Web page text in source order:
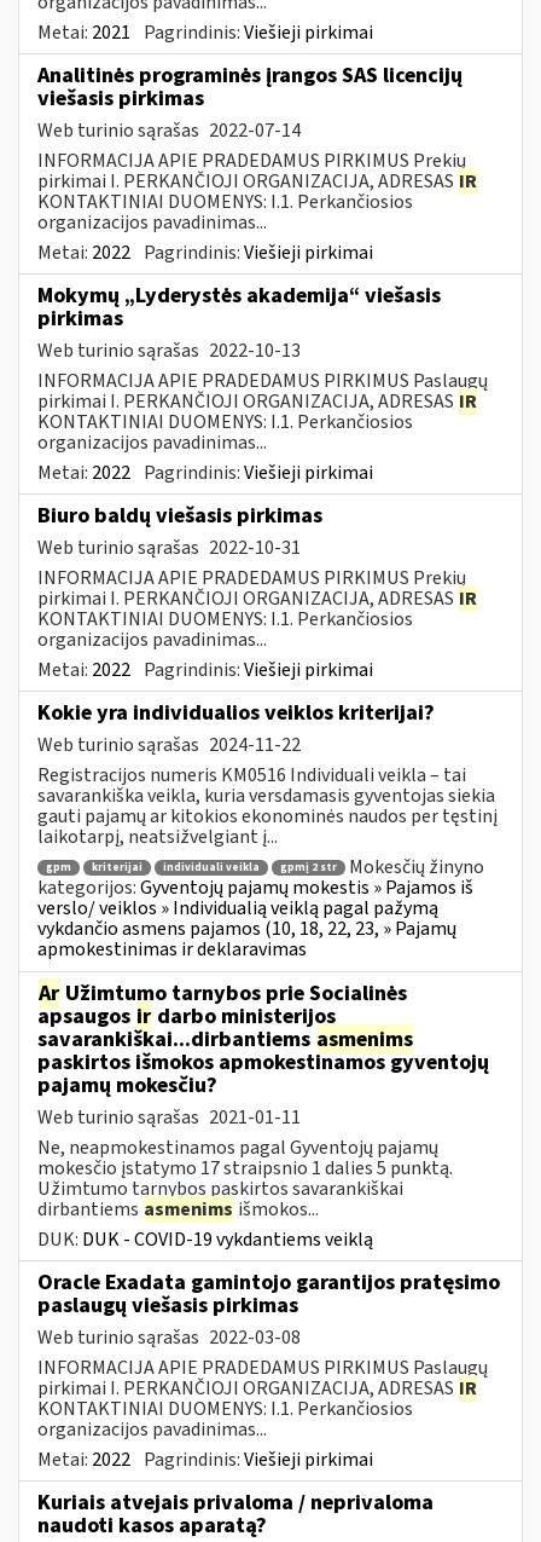
Metai: 2021 Pagrindinis:Viešieji pirkimai
Analitinės programinės įrangos SAS licencijų
viešasis pirkimas
Web turinio sąrašas 2022-07-14
INFORMACIJA APIE PRADEDAMUS PIRKIMUS Prekių
pirkimai I. PERKANČIOJI ORGANIZACIJA, ADRESAS IR
KONTAKTINIAI DUOMENYS: I.1. Perkančiosios
organizacijos pavadinimas...
Metai: 2022 Pagrindinis:Viešieji pirkimai
Mokymų „Lyderystės akademija“ viešasis
pirkimas
Web turinio sąrašas 2022-10-13
INFORMACIJA APIE PRADEDAMUS PIRKIMUS Paslaugų
pirkimai I. PERKANČIOJI ORGANIZACIJA, ADRESAS IR
KONTAKTINIAI DUOMENYS: I.1. Perkančiosios
organizacijos pavadinimas...
Metai: 2022 Pagrindinis:Viešieji pirkimai
Biuro baldų viešasis pirkimas
Web turinio sąrašas 2022-10-31
INFORMACIJA APIE PRADEDAMUS PIRKIMUS Prekių
pirkimai I. PERKANČIOJI ORGANIZACIJA, ADRESAS IR
KONTAKTINIAI DUOMENYS: I.1. Perkančiosios
organizacijos pavadinimas...
Metai: 2022 Pagrindinis:Viešieji pirkimai
Kokie yra individualios veiklos kriterijai?
Web turinio sąrašas 2024-11-22
Registracijos numeris KM0516 Individuali veikla – tai
savarankiška veikla, kuria versdamasis gyventojas siekia
gauti pajamų ar kitokios ekonominės naudos per tęstinį
laikotarpį, neatsižvelgiant į...
gpm kriterijai individuali veikla gpmį 2 str
Mokesčių žinyno
kategorijos:Gyventojų pajamų mokestis » Pajamos iš
verslo/ veiklos » Individualią veiklą pagal pažymą
vykdančio asmens pajamos (10, 18, 22, 23, » Pajamų
apmokestinimas ir deklaravimas
Ar Užimtumo tarnybos prie Socialinės
apsaugos ir darbo ministerijos
savarankiškai...dirbantiems asmenims
paskirtos išmokos apmokestinamos gyventojų
pajamų mokesčiu?
Web turinio sąrašas 2021-01-11
Ne, neapmokestinamos pagal Gyventojų pajamų
mokesčio įstatymo 17 straipsnio 1 dalies 5 punktą.
Užimtumo tarnybos paskirtos savarankiškai
dirbantiems asmenims išmokos...
DUK: DUK - COVID-19 vykdantiems veiklą
Oracle Exadata gamintojo garantijos pratęsimo
paslaugų viešasis pirkimas
Web turinio sąrašas 2022-03-08
INFORMACIJA APIE PRADEDAMUS PIRKIMUS Paslaugų
pirkimai I. PERKANČIOJI ORGANIZACIJA, ADRESAS IR
KONTAKTINIAI DUOMENYS: I.1. Perkančiosios
organizacijos pavadinimas...
Metai: 2022 Pagrindinis:Viešieji pirkimai
Kuriais atvejais privaloma / neprivaloma
naudoti kasos aparatą?